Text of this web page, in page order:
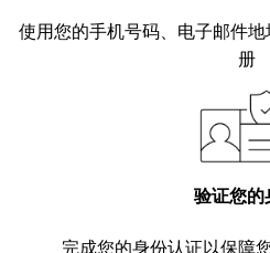
使用您的手机号码、电子邮件
册
验证您的
完成您的身份认证以保障